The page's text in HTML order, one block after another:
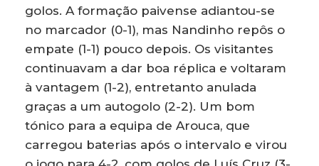
golos. A formação paivense adiantou-se
no marcador (0-1), mas Nandinho repôs o
empate (1-1) pouco depois. Os visitantes
continuavam a dar boa réplica e voltaram
à vantagem (1-2), entretanto anulada
graças a um autogolo (2-2). Um bom
tónico para a equipa de Arouca, que
carregou baterias após o intervalo e virou